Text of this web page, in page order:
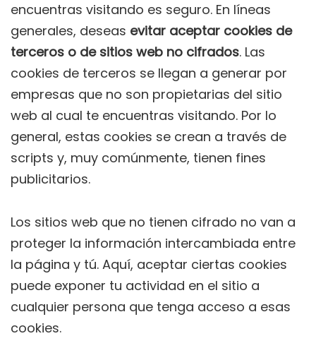
encuentras visitando es seguro. En líneas
generales, deseas evitar aceptar cookies de
terceros o de sitios web no cifrados. Las
cookies de terceros se llegan a generar por
empresas que no son propietarias del sitio
web al cual te encuentras visitando. Por lo
general, estas cookies se crean a través de
scripts y, muy comúnmente, tienen fines
publicitarios.
Los sitios web que no tienen cifrado no van a
proteger la información intercambiada entre
la página y tú. Aquí, aceptar ciertas cookies
puede exponer tu actividad en el sitio a
cualquier persona que tenga acceso a esas
cookies.